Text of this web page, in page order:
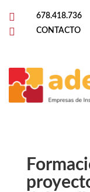
 678.418.736
 CONTACTO